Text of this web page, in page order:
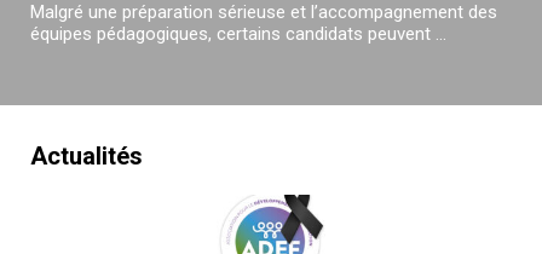
Malgré une préparation sérieuse et l’accompagnement des
équipes pédagogiques, certains candidats peuvent ...
Actualités